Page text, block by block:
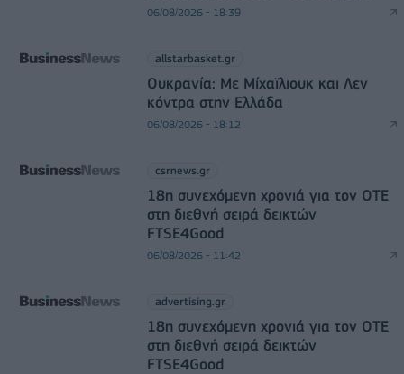
06/08/2026 - 18:39
allstarbasket.gr
Ουκρανία: Με Μίχαϊλιουκ και Λεν
κόντρα στην Ελλάδα
06/08/2026 - 18:12
csrnews.gr
18η συνεχόμενη χρονιά για τον ΟΤΕ
στη διεθνή σειρά δεικτών
FTSE4Good
06/08/2026 - 11:42
advertising.gr
18η συνεχόμενη χρονιά για τον ΟΤΕ
στη διεθνή σειρά δεικτών
FTSE4Good